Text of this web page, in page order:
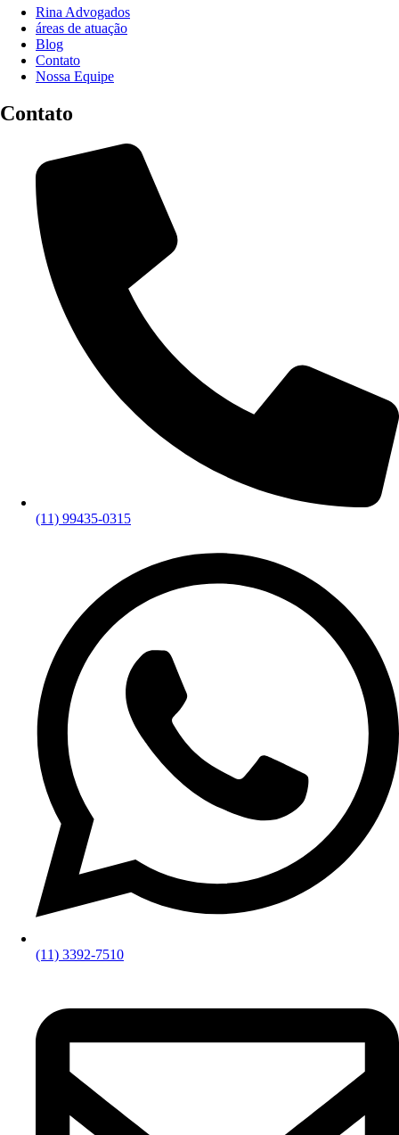
Rina Advogados
áreas de atuação
Blog
Contato
Nossa Equipe
Contato
(11) 99435-0315
(11) 3392-7510